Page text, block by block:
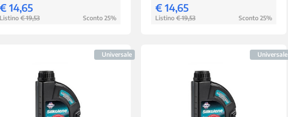
14,65
€ 19,53 Sconto 25%
€ 14,65
Listino € 19,53 Sconto 25%
Universale Universale